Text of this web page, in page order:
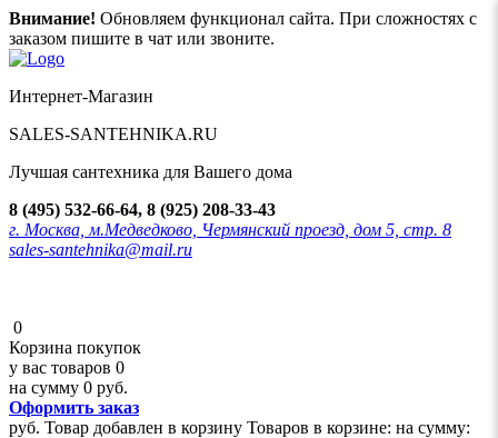
Внимание! Обновляем функционал сайта. При сложностях с
заказом пишите в чат или звоните.
Интернет-Магазин
SALES-SANTEHNIKA.RU
Лучшая сантехника для Вашего дома
8 (495) 532-66-64, 8 (925) 208-33-43
г. Москва, м.Медведково, Чермянский проезд, дом 5, стр. 8
sales-santehnika@mail.ru
0
Корзина покупок
у вас товаров 0
на сумму 0 руб.
Оформить заказ
руб. Товар добавлен в корзину Товаров в корзине: на сумму: